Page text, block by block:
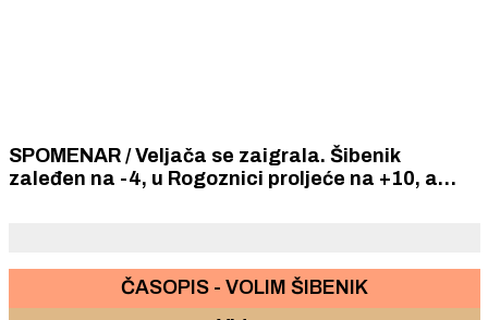
SPOMENAR / Veljača se zaigrala. Šibenik
zaleđen na -4, u Rogoznici proljeće na +10, a
ČASOPIS - VOLIM ŠIBENIK